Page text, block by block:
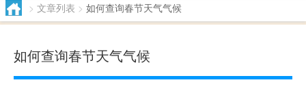
> 文章列表 > 如何查询春节天气气候
如何查询春节天气气候